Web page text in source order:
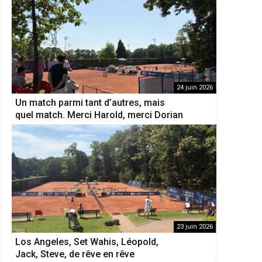
24 juin 2026
Un match parmi tant d’autres, mais
quel match. Merci Harold, merci Dorian
23 juin 2026
Los Angeles, Set Wahis, Léopold,
Jack, Steve, de rêve en rêve